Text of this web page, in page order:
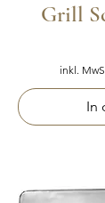
Grill
inkl.
In